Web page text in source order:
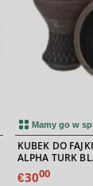
Mamy go w
KUBEK DO
ALPHA TURK
€3000